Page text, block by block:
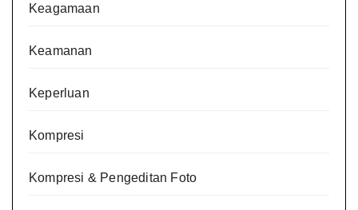
Keagamaan
Keamanan
Keperluan
Kompresi
Kompresi & Pengeditan Foto